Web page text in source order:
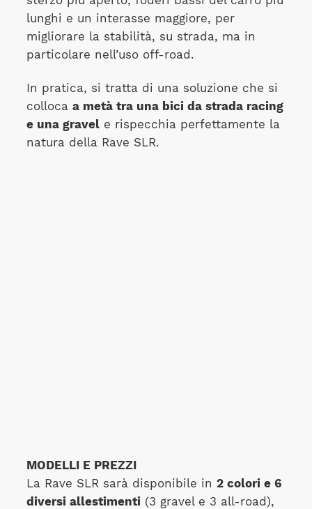
lunghi e un interasse maggiore, per
migliorare la stabilità, su strada, ma in
particolare nell’uso off-road.
In pratica, si tratta di una soluzione che si
colloca a metà tra una bici da strada racing
e una gravele rispecchia perfettamente la
natura della Rave SLR.
MODELLI E PREZZI
La Rave SLR sarà disponibile in 2 colori e 6
diversi allestimenti(3 gravel e 3 all-road),